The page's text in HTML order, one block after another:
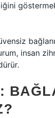
insan